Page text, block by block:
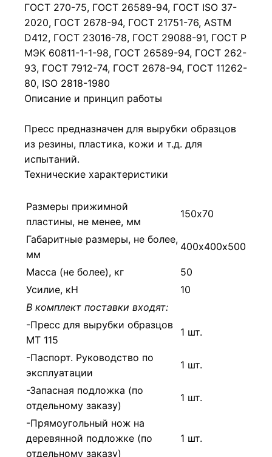
ГОСТ 270-75, ГОСТ 26589-94, ГОСТ ISO 37-
2020, ГОСТ 2678-94, ГОСТ 21751-76, ASTM
D412, ГОСТ 23016-78, ГОСТ 29088-91, ГОСТ Р
МЭК 60811-1-1-98, ГОСТ 26589-94, ГОСТ 262-
93, ГОСТ 7912-74, ГОСТ 2678-94, ГОСТ 11262-
80, ISO 2818-1980
Описание и принцип работы
Пресс предназначен для вырубки образцов
из резины, пластика, кожи и т.д. для
испытаний.
Технические характеристики
Размеры прижимной
пластины, не менее, мм
150х70
Габаритные размеры, не более,
мм
400х400х500
Масса (не более), кг
50
Усилие, кН
10
В комплект поставки входят:
-Пресс для вырубки образцов
МТ 115
1 шт.
-Паспорт. Руководство по
эксплуатации
1 шт.
-Запасная подложка (по
отдельному заказу)
1 шт.
-Прямоугольный нож на
деревянной подложке (по
отдельному заказу)
1 шт.